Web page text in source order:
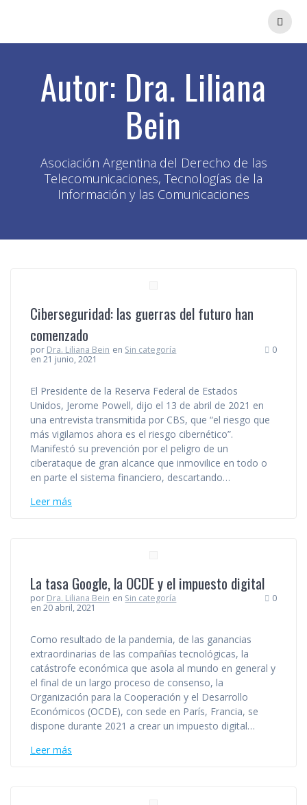
Autor: Dra. Liliana
Bein
Asociación Argentina del Derecho de las
Telecomunicaciones, Tecnologías de la
Información y las Comunicaciones
Ciberseguridad: las guerras del futuro han
comenzado
por Dra. Liliana Bein en Sin categoría
en 21 junio, 2021
0
El Presidente de la Reserva Federal de Estados
Unidos, Jerome Powell, dijo el 13 de abril de 2021 en
una entrevista transmitida por CBS, que “el riesgo que
más vigilamos ahora es el riesgo cibernético”.
Manifestó su prevención por el peligro de un
ciberataque de gran alcance que inmovilice en todo o
en parte el sistema financiero, descartando…
Leer más
La tasa Google, la OCDE y el impuesto digital
por Dra. Liliana Bein en Sin categoría
en 20 abril, 2021
0
Como resultado de la pandemia, de las ganancias
extraordinarias de las compañías tecnológicas, la
catástrofe económica que asola al mundo en general y
el final de un largo proceso de consenso, la
Organización para la Cooperación y el Desarrollo
Económicos (OCDE), con sede en París, Francia, se
dispone durante 2021 a crear un impuesto digital…
Leer más